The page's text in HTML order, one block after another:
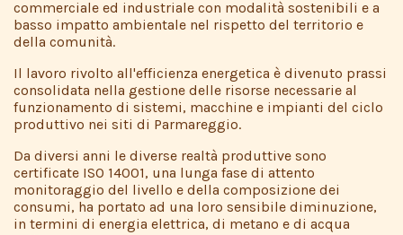
commerciale ed industriale con modalità sostenibili e a
basso impatto ambientale nel rispetto del territorio e
della comunità.
Il lavoro rivolto all'efficienza energetica è divenuto prassi
consolidata nella gestione delle risorse necessarie al
funzionamento di sistemi, macchine e impianti del ciclo
produttivo nei siti di Parmareggio.
Da diversi anni le diverse realtà produttive sono
certificate ISO 14001, una lunga fase di attento
monitoraggio del livello e della composizione dei
consumi, ha portato ad una loro sensibile diminuzione,
in termini di energia elettrica, di metano e di acqua